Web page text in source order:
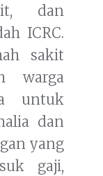
dan
ICRC.
sakit
warga
untuk
dan
yang
gaji,